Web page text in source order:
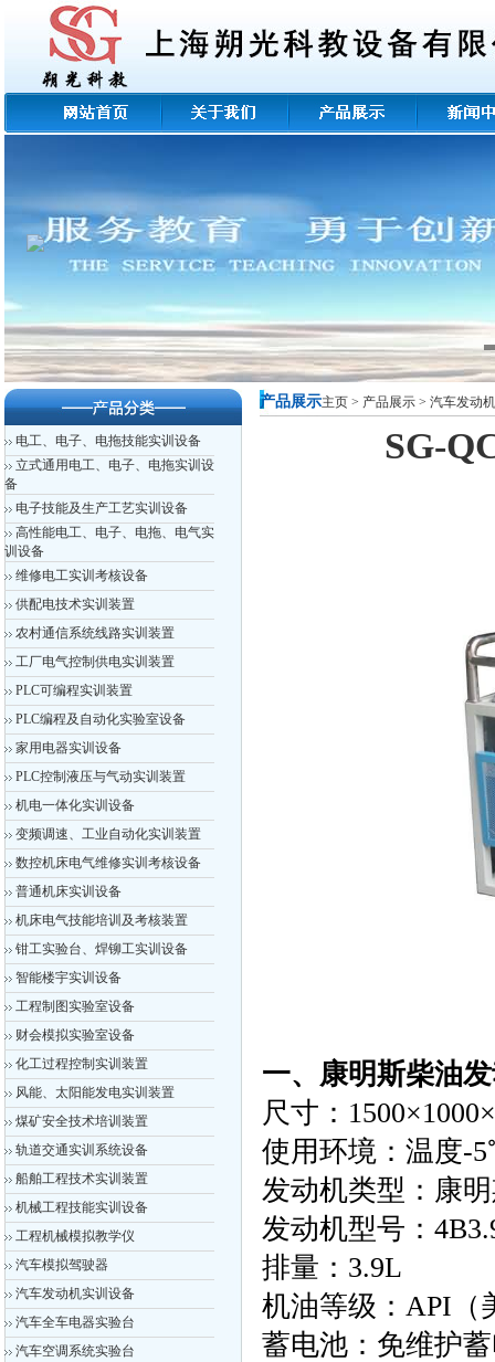
电工、电子、电拖技能实训设备
立式通用电工、电子、电拖实训设
备
电子技能及生产工艺实训设备
高性能电工、电子、电拖、电气实
训设备
维修电工实训考核设备
供配电技术实训装置
农村通信系统线路实训装置
工厂电气控制供电实训装置
PLC可编程实训装置
PLC编程及自动化实验室设备
家用电器实训设备
PLC控制液压与气动实训装置
机电一体化实训设备
变频调速、工业自动化实训装置
数控机床电气维修实训考核设备
普通机床实训设备
机床电气技能培训及考核装置
钳工实验台、焊铆工实训设备
智能楼宇实训设备
工程制图实验室设备
财会模拟实验室设备
化工过程控制实训装置
风能、太阳能发电实训装置
煤矿安全技术培训装置
轨道交通实训系统设备
船舶工程技术实训装置
机械工程技能实训设备
工程机械模拟教学仪
汽车模拟驾驶器
汽车发动机实训设备
汽车全车电器实验台
汽车空调系统实验台
产品展示主页 > 产品展示 > 汽车发动
SG-
一、 康明斯柴油
尺寸：
使用环境：温度-
发动机类型：康
发动机型号：
排量：3.9L
机油等级：API（
蓄电池：免维护